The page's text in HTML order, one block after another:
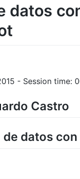
datos
- Session time:
Castro
datos